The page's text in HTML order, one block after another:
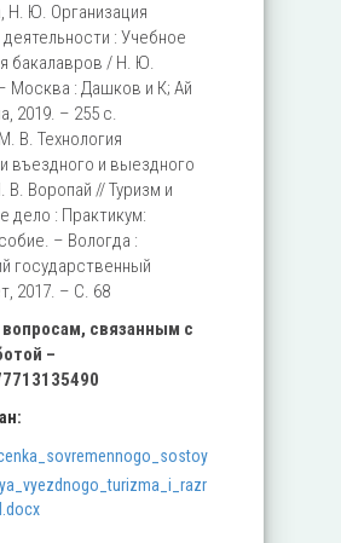
Н. Ю. Организация
: Учебное
бакалавров / Н. Ю.
Москва : Дашков и К; Ай
2019. – 255 с.
В. Технология
въездного и выездного
В. Воропай // Туризм и
дело : Практикум:
– Вологда :
государственный
2017. – С. 68
связанным с
–